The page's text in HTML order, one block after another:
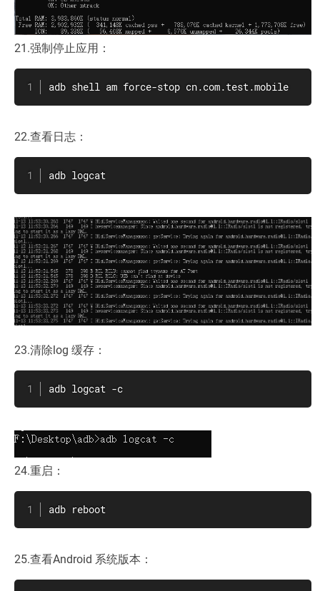
21.强制停止应用：
adb shell am force-stop cn.com.test.mobile
22.查看日志：
adb logcat
23.清除log 缓存：
adb logcat -c
24.重启：
adb reboot
25.查看Android 系统版本：